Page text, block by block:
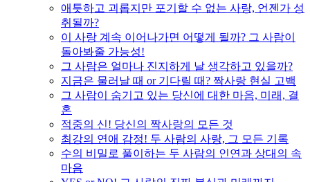
애틋하고 괴롭지만 포기할 수 없는 사랑, 언젠가 성
취될까?
이 사랑 계속 이어나가면 어떻게 될까? 그 사람이
돌아봐줄 가능성!
그 사람은 얼마나 진지하게 날 생각하고 있을까?
지금은 물러날 때 or 기다릴 때? 짝사랑 현실 고백
그 사람이 숨기고 있는 당신에 대한 마음, 미래, 결
혼
적중의 신! 당신의 짝사랑의 모든 것
최강의 연애 감정! 두 사람의 사랑, 그 모든 기록
수의 비밀로 풀이하는 두 사람의 인연과 상대의 속
마음